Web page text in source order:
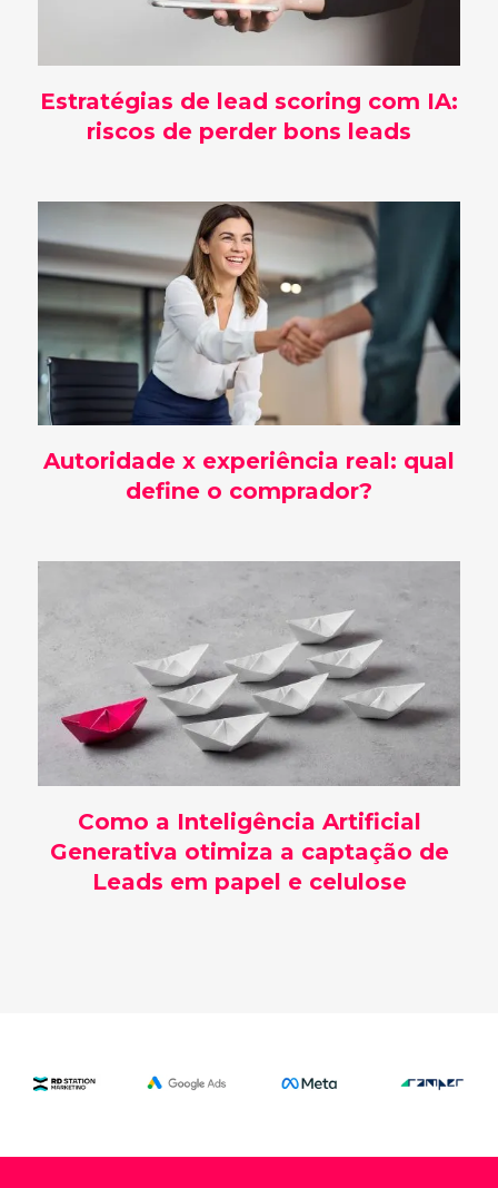
Estratégias de lead scoring com IA:
riscos de perder bons leads
Autoridade x experiência real: qual
define o comprador?
Como a Inteligência Artificial
Generativa otimiza a captação de
Leads em papel e celulose